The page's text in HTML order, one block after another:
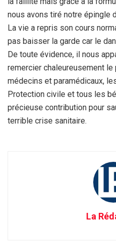
nous avons tiré notre épingle
La vie a repris son cours
pas baisser la garde car le
De toute évidence, il nous
remercier chaleureusement le
médecins et paramédicaux,
Protection civile et tous les
précieuse contribution pour
terrible crise sanitaire.
La